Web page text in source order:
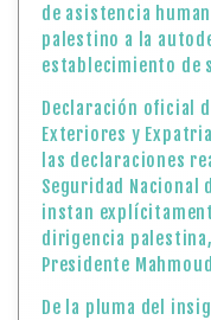
de asistencia
palestino a la
establecimiento de
Declaración oficial
Exteriores y
las declaraciones
Seguridad Nacional
instan
dirigencia
Presidente
De la pluma del